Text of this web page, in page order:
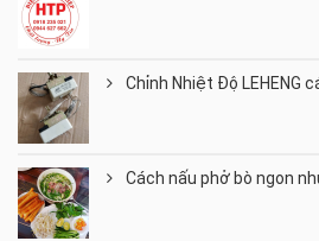
Chỉnh Nhiệt Độ LEHENG
Cách nấu phở bò ngon